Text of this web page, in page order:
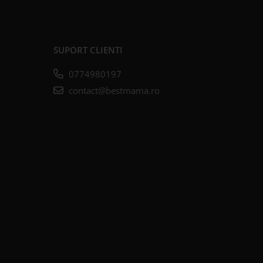
SUPORT CLIENTI
0774980197
contact@bestmama.ro